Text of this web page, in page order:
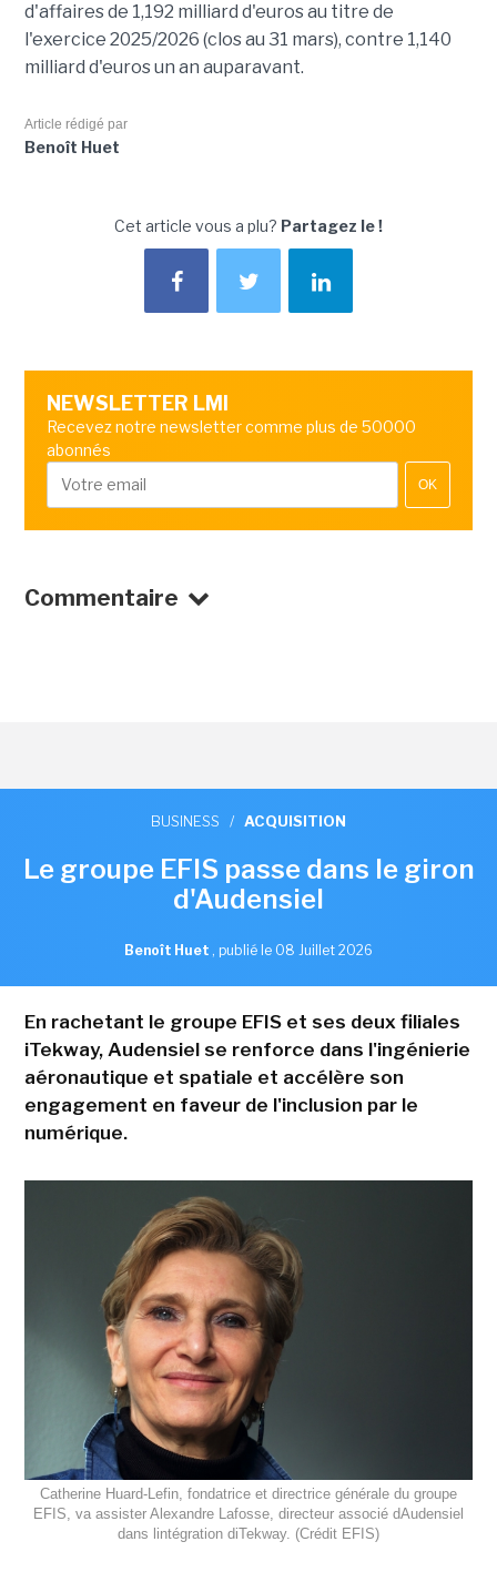
d'affaires de 1,192 milliard d'euros au titre de
l'exercice 2025/2026 (clos au 31 mars), contre 1,140
milliard d'euros un an auparavant.
Article rédigé par
Benoît Huet
Cet article vous a plu? Partagez le !
NEWSLETTER LMI
Recevez notre newsletter comme plus de 50000
abonnés
OK
Commentaire
BUSINESS / ACQUISITION
Le groupe EFIS passe dans le giron
d'Audensiel
Benoît Huet , publié le 08 Juillet 2026
En rachetant le groupe EFIS et ses deux filiales
iTekway, Audensiel se renforce dans l'ingénierie
aéronautique et spatiale et accélère son
engagement en faveur de l'inclusion par le
numérique.
Catherine Huard-Lefin, fondatrice et directrice générale du groupe
EFIS, va assister Alexandre Lafosse, directeur associé dAudensiel
dans lintégration diTekway. (Crédit EFIS)